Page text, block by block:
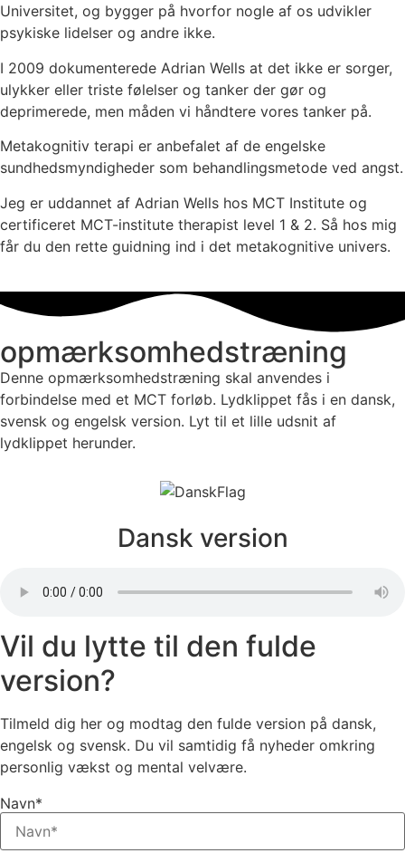
Universitet, og bygger på hvorfor nogle af os udvikler
psykiske lidelser og andre ikke.
I 2009 dokumenterede Adrian Wells at det ikke er sorger,
ulykker eller triste følelser og tanker der gør og
deprimerede, men måden vi håndtere vores tanker på.
Metakognitiv terapi er anbefalet af de engelske
sundhedsmyndigheder som behandlingsmetode ved angst.
Jeg er uddannet af Adrian Wells hos MCT Institute og
certificeret MCT-institute therapist level 1 & 2. Så hos mig
får du den rette guidning ind i det metakognitive univers.
opmærksomhedstræning
Denne opmærksomhedstræning skal anvendes i
forbindelse med et MCT forløb. Lydklippet fås i en dansk,
svensk og engelsk version. Lyt til et lille udsnit af
lydklippet herunder.
Dansk version
Vil du lytte til den fulde
version?
Tilmeld dig her og modtag den fulde version på dansk,
engelsk og svensk. Du vil samtidig få nyheder omkring
personlig vækst og mental velvære.
Navn*